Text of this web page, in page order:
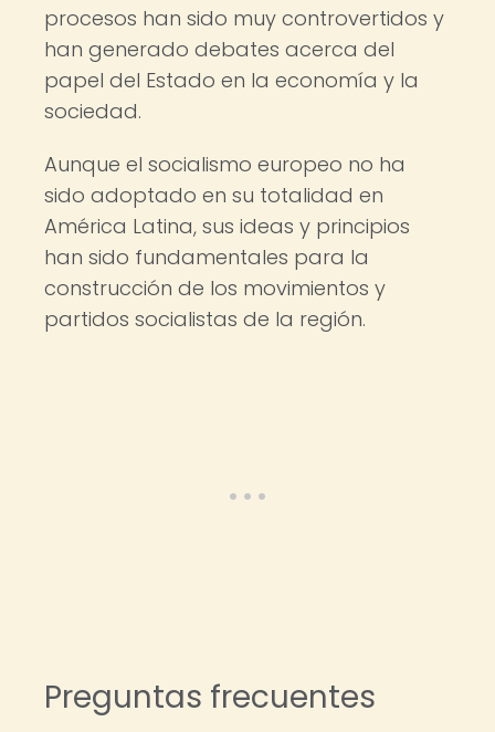
procesos han sido muy controvertidos y
han generado debates acerca del
papel del Estado en la economía y la
sociedad.
Aunque el socialismo europeo no ha
sido adoptado en su totalidad en
América Latina, sus ideas y principios
han sido fundamentales para la
construcción de los movimientos y
partidos socialistas de la región.
Preguntas frecuentes